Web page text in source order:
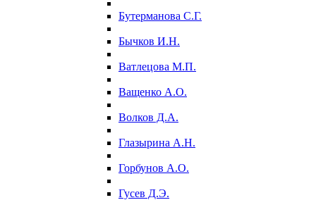
Бутерманова С.Г.
Бычков И.Н.
Ватлецова М.П.
Ващенко А.О.
Волков Д.А.
Глазырина А.Н.
Горбунов А.О.
Гусев Д.Э.